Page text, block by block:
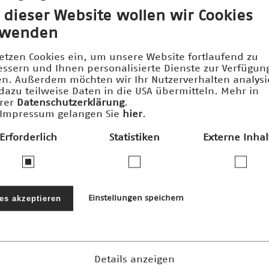
und die damit verbundenen
dieser Website wollen wir Cookies
Cookies ein, um unsere Website fortlaufend zu
und Ihnen personalisierte Dienste zur
Außerdem möchten wir Ihr Nutzerverhalten
teilweise Daten in die USA übermitteln. Mehr in
Datenschutzerklärung.
gelangen Sie
hier.
Erforderlich Statistiken Externe
akzeptieren Einstellungen speichern
Details anzeigen